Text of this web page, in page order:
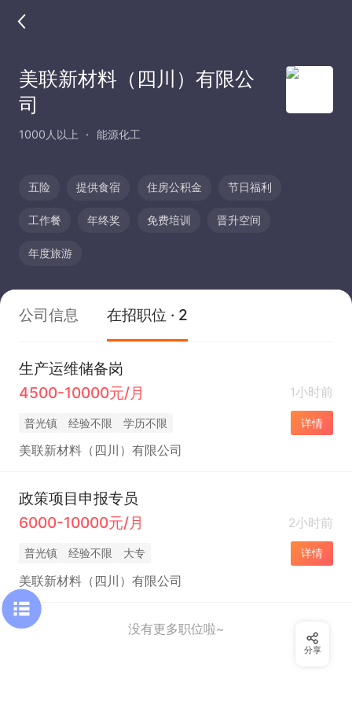
美联新材料（四川）有限公
司
1000人以上 能源化工
五险 提供食宿 住房公积金 节日福利
工作餐 年终奖 免费培训 晋升空间
年度旅游
公司信息 在招职位 · 2
生产运维储备岗
4500-10000元/月
1小时前
普光镇 经验不限 学历不限 详情
美联新材料（四川）有限公司
政策项目申报专员
6000-10000元/月
2小时前
普光镇 经验不限 大专 详情
美联新材料（四川）有限公司
没有更多职位啦~
分享